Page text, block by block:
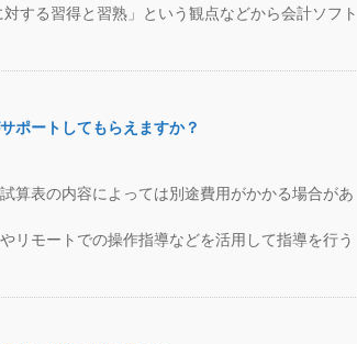
する習得と習熟」という観点などから会計ソフト
ポートしてもらえますか？
算表の内容によっては別途費用がかかる場合があ
リモートでの操作指導などを活用して指導を行う